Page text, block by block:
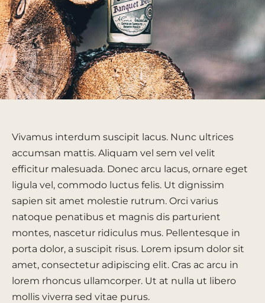
Vivamus interdum suscipit lacus. Nunc ultrices
accumsan mattis. Aliquam vel sem vel velit
efficitur malesuada. Donec arcu lacus, ornare eget
ligula vel, commodo luctus felis. Ut dignissim
sapien sit amet molestie rutrum. Orci varius
natoque penatibus et magnis dis parturient
montes, nascetur ridiculus mus. Pellentesque in
porta dolor, a suscipit risus. Lorem ipsum dolor sit
amet, consectetur adipiscing elit. Cras ac arcu in
lorem rhoncus ullamcorper. Ut at nulla ut libero
mollis viverra sed vitae purus.